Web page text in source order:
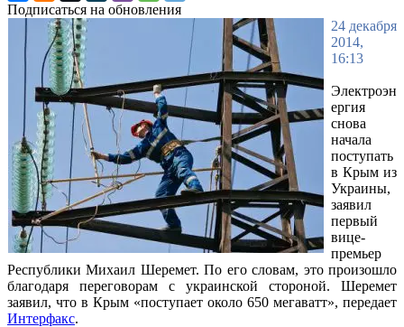
Подписаться на обновления
24 декабря
2014,
16:13
Электроэн
ергия
снова
начала
поступать
в Крым из
Украины,
заявил
первый
вице-
премьер
Республики Михаил Шеремет. По его словам, это произошло
благодаря переговорам с украинской стороной. Шеремет
заявил, что в Крым «поступает около 650 мегаватт», передает
Интерфакс.